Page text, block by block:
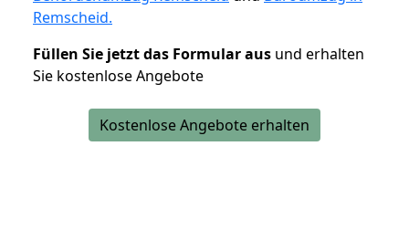
Remscheid.
Füllen Sie jetzt das Formular aus und erhalten
Sie kostenlose Angebote
Kostenlose Angebote erhalten